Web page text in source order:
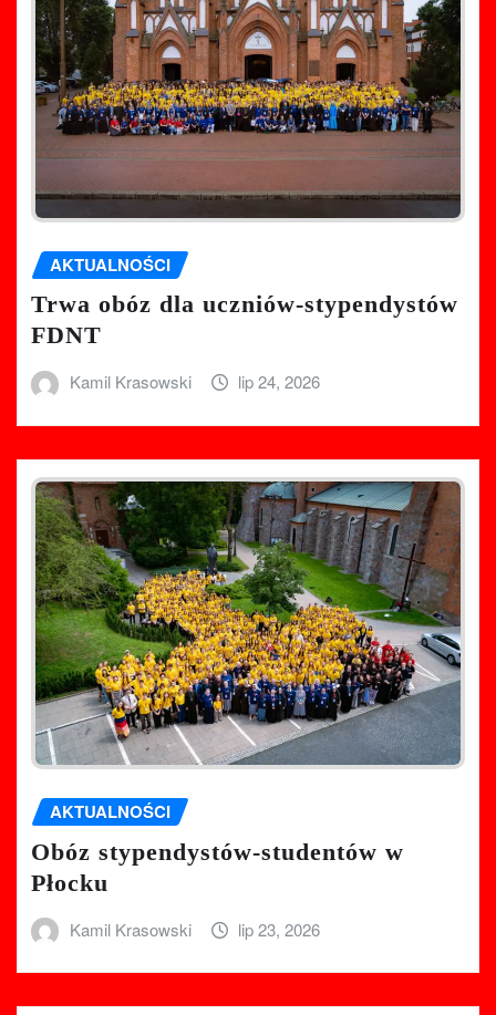
AKTUALNOŚCI
Trwa obóz dla uczniów-stypendystów
FDNT
Kamil Krasowski lip 24, 2026
AKTUALNOŚCI
Obóz stypendystów-studentów w
Płocku
Kamil Krasowski lip 23, 2026